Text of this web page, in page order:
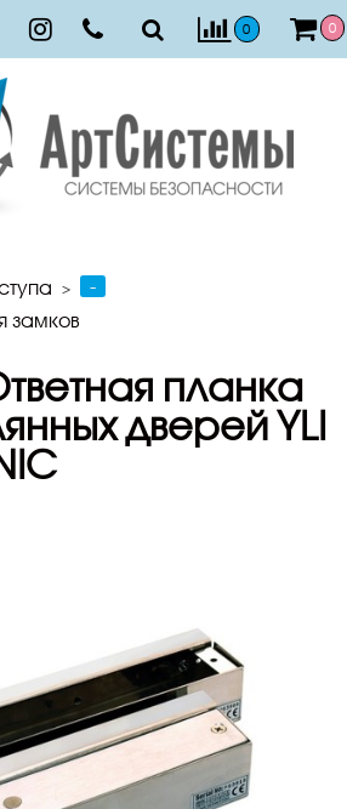
0 0
-
замков
планка
дверей YLI